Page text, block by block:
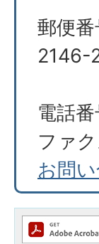
郵便
2146-
電話
ファ
お問